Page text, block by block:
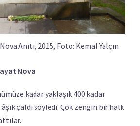
Anıtı, 2015, Foto: Kemal Yalçın
Nova
kadar yaklaşık 400 kadar
çaldı söyledi. Çok zengin bir halk